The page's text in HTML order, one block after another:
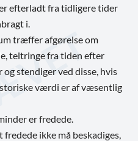
efterladt fra tidligere tider
i.
træffer afgørelse om
teltringe fra tiden efter
stendiger ved disse, hvis
værdi er af væsentlig
er fredede.
ikke må beskadiges,